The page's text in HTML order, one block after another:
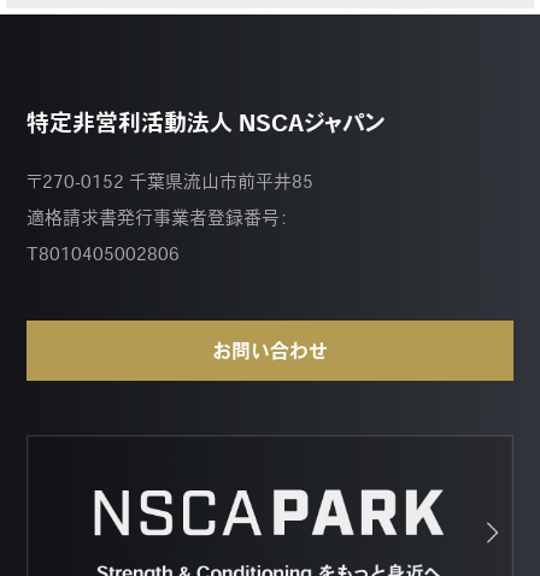
特定非営利活動法人 NSCAジャパン
〒270-0152 千葉県流山市前平井85
適格請求書発行事業者登録番号：
T8010405002806
お問い合わせ